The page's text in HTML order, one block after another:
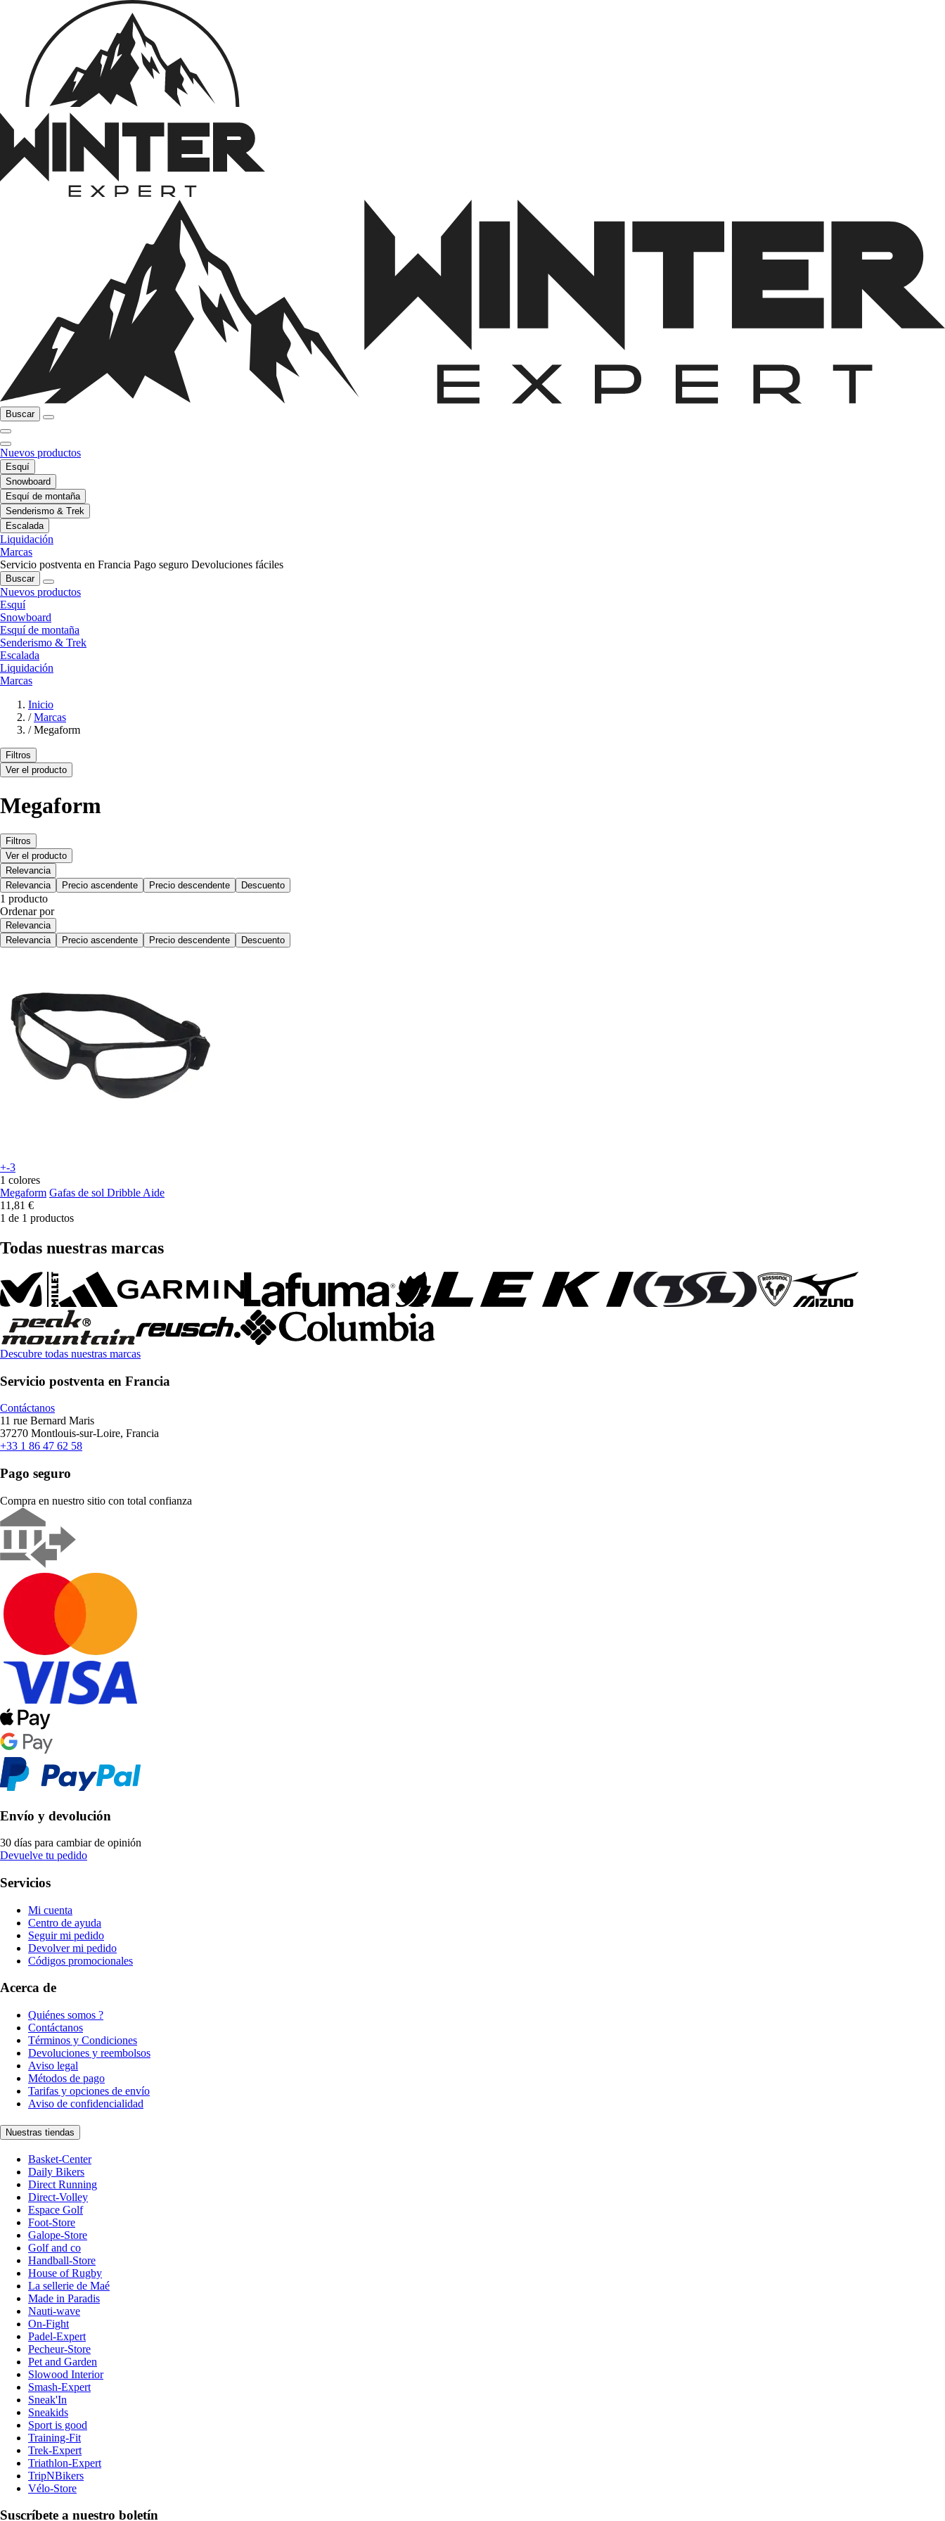
Buscar
Nuevos productos
Esquí
Snowboard
Esquí de montaña
Senderismo & Trek
Escalada
Liquidación
Marcas
Servicio postventa en Francia Pago seguro Devoluciones fáciles
Buscar
Nuevos productos
Esquí
Snowboard
Esquí de montaña
Senderismo & Trek
Escalada
Liquidación
Marcas
Inicio
/ Marcas
/ Megaform
Filtros
Ver el producto
Megaform
Filtros
Ver el producto
Relevancia
Relevancia
Precio ascendente Precio descendente Descuento
1 producto
Ordenar por
Relevancia
Relevancia
Precio ascendente Precio descendente Descuento
+-3
1 colores
Megaform Gafas de sol Dribble Aide
11,81 €
1 de 1 productos
Todas nuestras marcas
Descubre todas nuestras marcas
Servicio postventa en Francia
Contáctanos
11 rue Bernard Maris
37270 Montlouis-sur-Loire, Francia
+33 1 86 47 62 58
Pago seguro
Compra en nuestro sitio con total confianza
Envío y devolución
30 días para cambiar de opinión
Devuelve tu pedido
Servicios
Mi cuenta
Centro de ayuda
Seguir mi pedido
Devolver mi pedido
Códigos promocionales
Acerca de
Quiénes somos ?
Contáctanos
Términos y Condiciones
Devoluciones y reembolsos
Aviso legal
Métodos de pago
Tarifas y opciones de envío
Aviso de confidencialidad
Nuestras tiendas
Basket-Center
Daily Bikers
Direct Running
Direct-Volley
Espace Golf
Foot-Store
Galope-Store
Golf and co
Handball-Store
House of Rugby
La sellerie de Maé
Made in Paradis
Nauti-wave
On-Fight
Padel-Expert
Pecheur-Store
Pet and Garden
Slowood Interior
Smash-Expert
Sneak'In
Sneakids
Sport is good
Training-Fit
Trek-Expert
Triathlon-Expert
TripNBikers
Vélo-Store
Suscríbete a nuestro boletín